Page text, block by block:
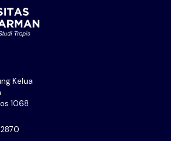
Kelua
1068